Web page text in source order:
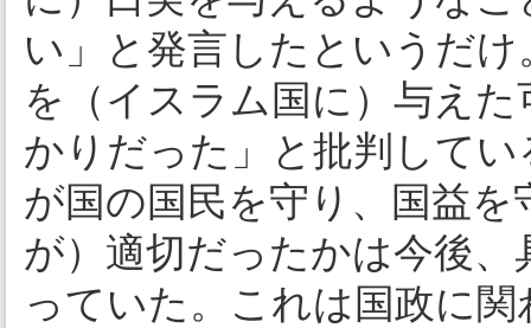
い」と発言したというだ
を（イスラム国に）与え
かりだった」と批判して
が国の国民を守り、国益
が）適切だったかは今後
っていた。これは国政に